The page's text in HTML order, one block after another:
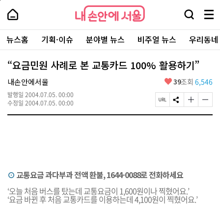
본
로
가
내
손
안
에
서
울
-
서
울
시
대
표
소
내
손
에
울
검
창
열
기
메
뉴
전
체
보
주
요
서
뉴스홈 기획·이슈 분야별 뉴스 비주얼 뉴스 우리동
“요금민원 사례로 본 교통카드 100% 활용하기”
내손안에서울
발행일 2004.07.05. 00:00
수정일 2004.07.05. 00:00
좋
요
39조회 6,546
페
이
S
N
글
자
글
자
⊙ 교통요금 과다부과 전액 환불, 1644-0088로 전화하세요
‘오늘 처음 버스를 탔는데 교통요금이 1,600원이나 찍혔어요.’
‘요금 바뀐 후 처음 교통카드를 이용하는데 4,100원이 찍혔어요.’
페
상
단
로